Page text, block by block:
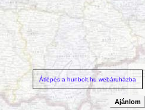
Átlépés a hunbolt.hu webáruházba
Ajánlom